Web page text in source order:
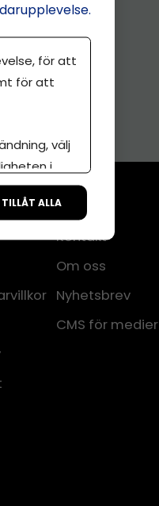
Kontakt
Om oss
Nyhetsbrev
CMS för medier
för att
för att
välj
i
TILLÅT ALLA